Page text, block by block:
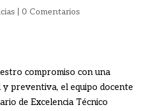
0 Comentarios
compromiso con una
y preventiva, el equipo docente
de Excelencia Técnico